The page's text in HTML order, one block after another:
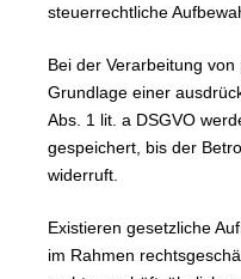
steuerrechtliche
Bei der Verarbeitung
Grundlage einer
Abs. 1 lit. a DSGVO
gespeichert, bis der
widerruft.
Existieren gesetzliche
im Rahmen